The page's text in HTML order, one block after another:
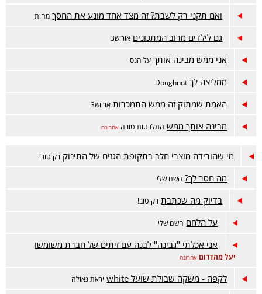
ואם תקני רק לשבת? זה מצד אחד מונע את החסך מהות
גם לילדים מרוב המתכונים אורוש3
אני ממש מבינה אותך על הנס
ממליצה לך Doughnut
האמת שמתוק זה ממש התמכרות אורוש3
מבינה אותך ממש התלבטות טובה אחרונה
מי שהורידה מוצרי חלב בתקופת הגזים של התינוק רק טוב!
מה חסר לך? השם שלי
בדיוק מה שכתבת רק טוב!
על הלחם השם שלי
אני אכלתי "גבינה" לבנה עם זיתים של חברת משומשו
יעל מהדרום אחרונה
לקפה - משקה שבולת שועל white יראת גאולה